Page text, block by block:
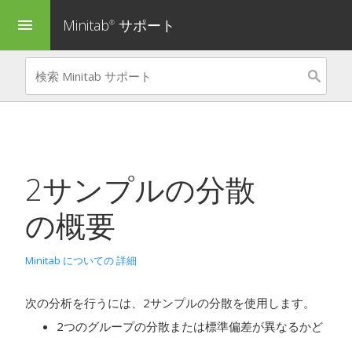
menu Minitab® サポート
2サンプルの分散
の概要
Minitab についての 詳細
次の分析を行うには、 2サンプルの分散を使用します。
2つのグループの分散または標準偏差が異なるかど